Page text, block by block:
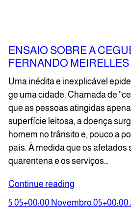
ENSAIO SOBRE A
FERNANDO MEIRELLES
Uma iné­di­ta e inex­pli­cá­vel
ge uma cida­de. Cha­ma­da de
que as pes­so­as atin­gi­das
super­fí­cie lei­to­sa, a doen­ça
homem no trân­si­to e, pou­co a
país. À medi­da que os afe­ta­dos
qua­ren­te­na e os ser­vi­ços…
Continue reading
5 05+00:00 Novembro 05+00:00